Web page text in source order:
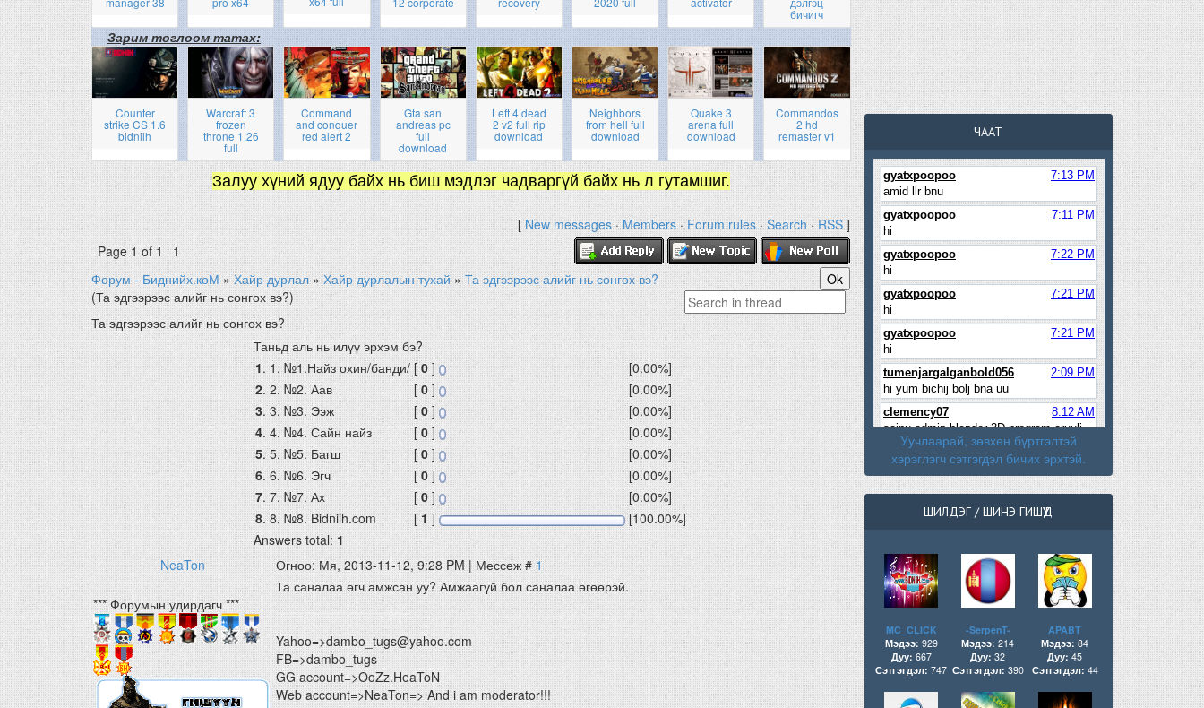
бичигч
Зарим тоглоом татах:
Counter
strike CS 1.6
bidniih
Warcraft 3
frozen
throne 1.26
full
Command
and conquer
red alert 2
Gta san
andreas pc
full
download
Left 4 dead
2 v2 full rip
download
Neighbors
from hell full
download
Quake 3
arena full
download
Commandos
2 hd
remaster v1
Залуу хүний ядуу байх нь биш мэдлэг чадваргүй байх нь л гутамшиг.
[New messages·Members·Forum rules·Search·RSS]
Page1of1
1
Форум - Биднийх.коМ » Хайр дурлал » Хайр дурлалын тухай » Та эдгээрээс алийг нь сонгох вэ?
(Та эдгээрээс алийг нь сонгох вэ?)
Та эдгээрээс алийг нь сонгох вэ?
Таньд аль нь илүү эрхэм бэ?
1. 1. №1.Найз охин/банди/ [0]
[0.00%]
2. 2. №2. Аав [0]
[0.00%]
3. 3. №3. Ээж [0]
[0.00%]
4. 4. №4. Сайн найз [0]
[0.00%]
5. 5. №5. Багш [0]
[0.00%]
6. 6. №6. Эгч [0]
[0.00%]
7. 7. №7. Ах [0]
[0.00%]
8. 8. №8. Bidniih.com [1]
[100.00%]
Answers total:1
NeaTon
Огноо: Мя, 2013-11-12, 9:28 PM | Мессеж #1
*** Форумын удирдагч ***
Та саналаа өгч амжсан уу? Амжаагүй бол саналаа өгөөрэй.
Yahoo=>dambo_tugs@yahoo.com
FB=>dambo_tugs
GG account=>OoZz.HeaToN
Web account=>NeaTon=> And i am moderator!!!
ЧААТ
Уучлаарай, зөвхөн бүртгэлтэй
хэрэглэгч сэтгэгдэл бичих эрхтэй.
ШИЛДЭГ / ШИНЭ ГИШҮҮД
MC_CLICK
Мэдээ: 929
Дуу: 667
Сэтгэгдэл:747
-SerpenT-
Мэдээ: 214
Дуу: 32
Сэтгэгдэл: 390
APABT
Мэдээ: 84
Дуу: 45
Сэтгэгдэл: 44